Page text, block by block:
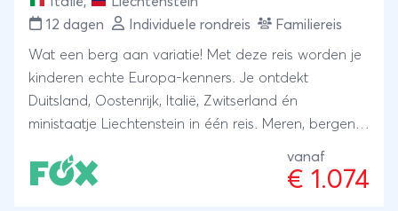
12 dagen
Individuele rondreis Familiereis
Wat een berg aan variatie! Met deze reis worden je
kinderen echte Europa-kenners. Je ontdekt
Duitsland, Oostenrijk, Italië, Zwitserland én
ministaatje Liechtenstein in één reis. Meren, bergen,
Europa.
vanaf
€ 1.074